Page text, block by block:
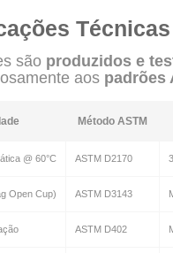
Técnicas
são produzidos e
aos padrões
Método ASTM
@ 60°C ASTM D2170
Open Cup) ASTM D3143
ASTM D402